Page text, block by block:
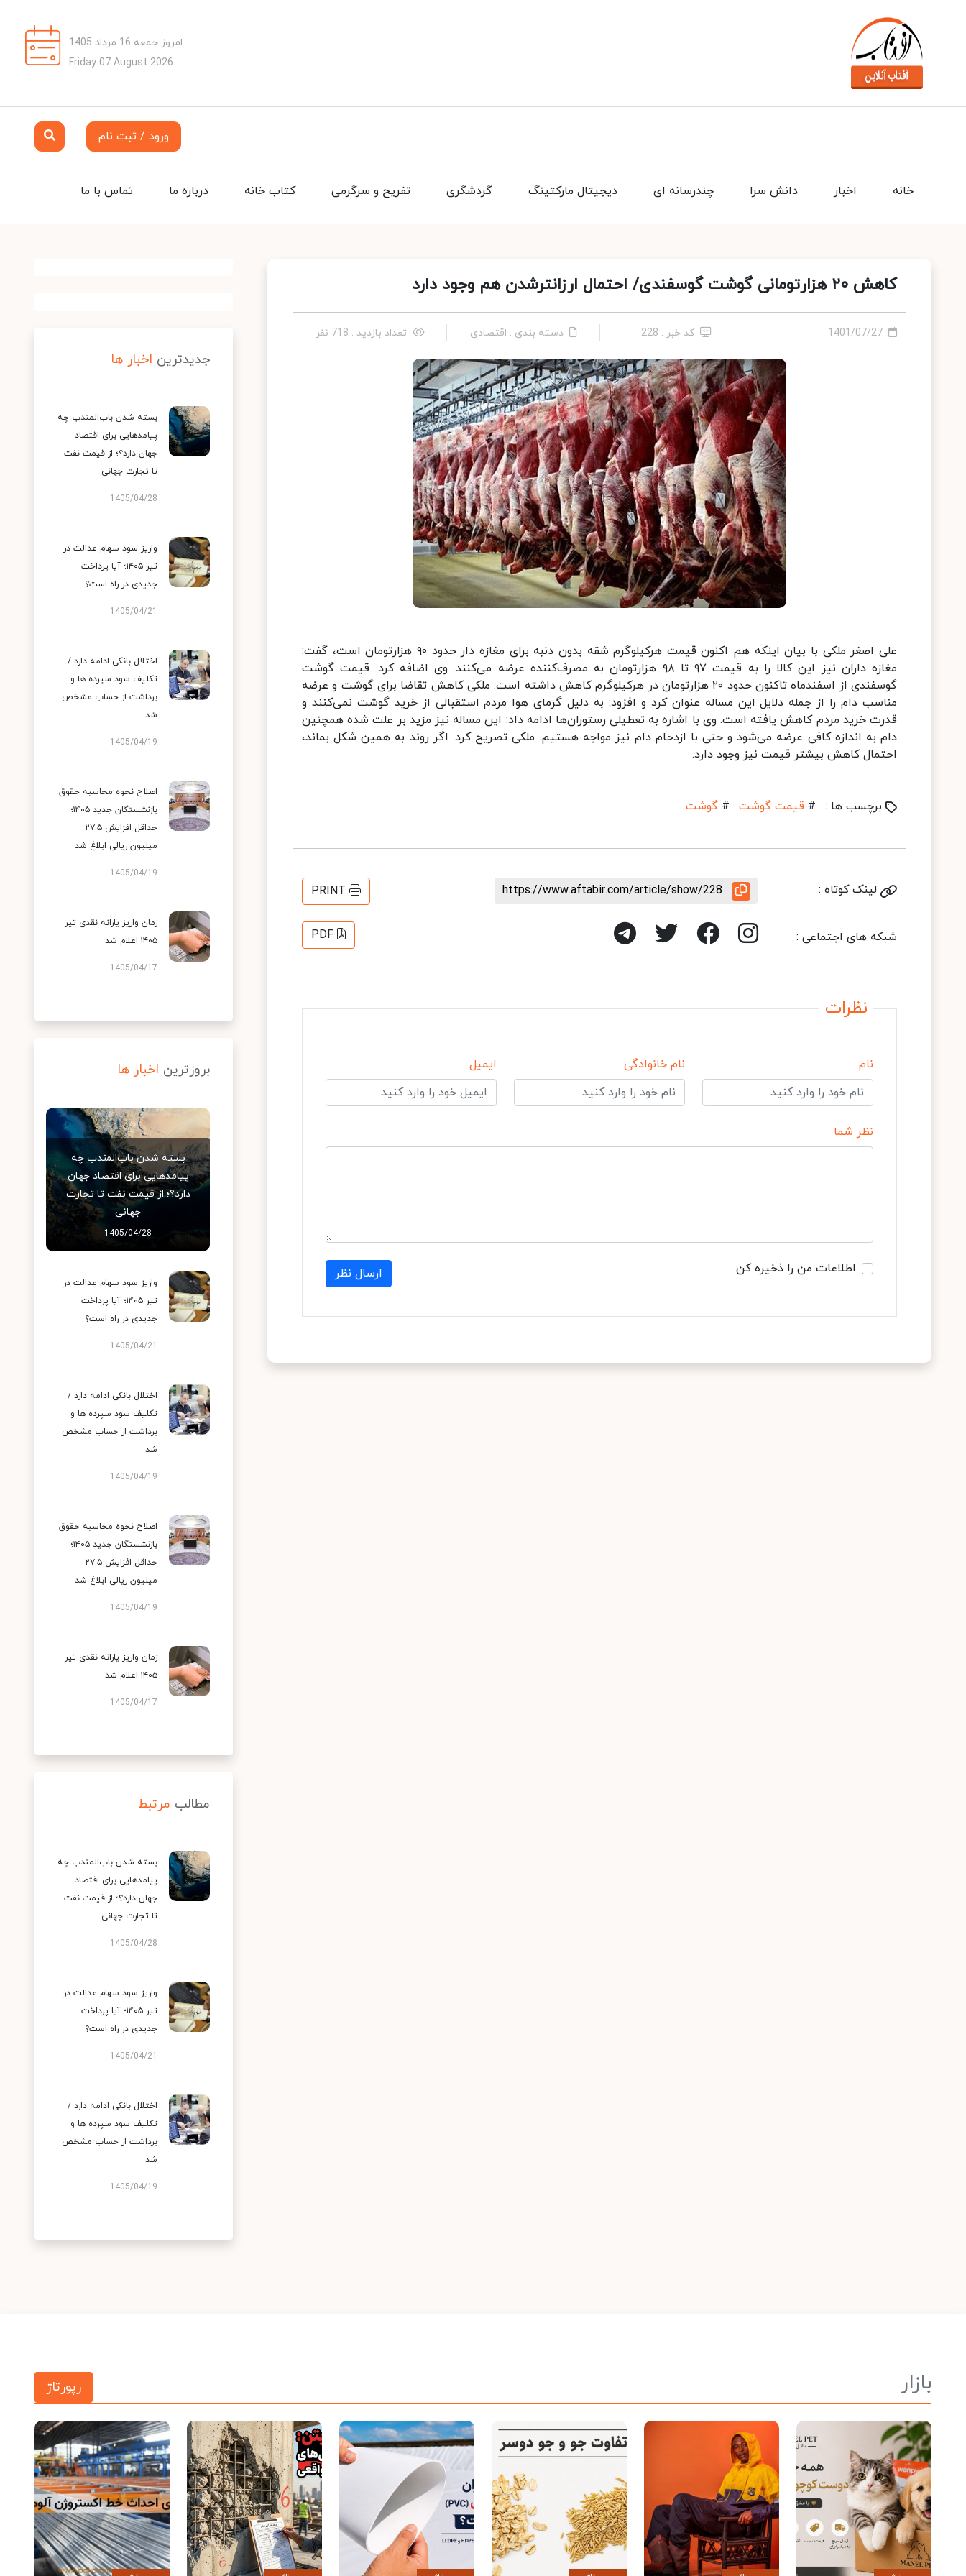
امروز جمعه 16 مرداد 1405
Friday 07 August 2026
ورود / ثبت نام
تماس با ما درباره ما کتاب خانه تفریح و سرگرمی گردشگری دیجیتال مارکتینگ چندرسانه ای دانش سرا اخبار خانه
کاهش ۲۰ هزارتومانی گوشت گوسفندی/ احتمال ارزانترشدن هم وجود دارد
1401/07/27 کد خبر : 228 دسته بندی : اقتصادی تعداد بازدید : 718 نفر
علی اصغر ملکی با بیان اینکه هم اکنون قیمت هرکیلوگرم شقه بدون دنبه برای مغازه دار حدود ۹۰ هزارتومان است، گفت:
مغازه داران نیز این کالا را به قیمت ۹۷ تا ۹۸ هزارتومان به مصرف‌کننده عرضه می‌کنند. وی اضافه کرد: قیمت گوشت
گوسفندی از اسفندماه تاکنون حدود ۲۰ هزارتومان در هرکیلوگرم کاهش داشته است. ملکی کاهش تقاضا برای گوشت و عرضه
مناسب دام را از جمله دلایل این مساله عنوان کرد و افزود: به دلیل گرمای هوا مردم استقبالی از خرید گوشت نمی‌کنند و
قدرت خرید مردم کاهش یافته است. وی با اشاره به تعطیلی رستوران‌ها ادامه داد: این مساله نیز مزید بر علت شده همچنین
دام به اندازه کافی عرضه می‌شود و حتی با ازدحام دام نیز مواجه هستیم. ملکی تصریح کرد: اگر روند به همین شکل بماند،
احتمال کاهش بیشتر قیمت نیز وجود دارد.
برچسب ها : # قیمت گوشت # گوشت
لینک کوتاه : https://www.aftabir.com/article/show/228
PRINT
شبکه های اجتماعی : PDF
نظرات
نام نام خانوادگی ایمیل
نظر شما
اطلاعات من را ذخیره کن ارسال نظر
جدیدترین اخبار ها
بسته شدن باب‌المندب چه
پیامدهایی برای اقتصاد
جهان دارد؟؛ از قیمت نفت
تا تجارت جهانی
1405/04/28
واریز سود سهام عدالت در
تیر ۱۴۰۵؛ آیا پرداخت
جدیدی در راه است؟
1405/04/21
اختلال بانکی ادامه دارد /
تکلیف سود سپرده ها و
برداشت از حساب مشخص
شد
1405/04/19
اصلاح نحوه محاسبه حقوق
بازنشستگان جدید ۱۴۰۵؛
حداقل افزایش ۲۷.۵
میلیون ریالی ابلاغ شد
1405/04/19
زمان واریز یارانه نقدی تیر
۱۴۰۵ اعلام شد
1405/04/17
بروزترین اخبار ها
بسته شدن باب‌المندب چه
پیامدهایی برای اقتصاد جهان
دارد؟؛ از قیمت نفت تا تجارت
جهانی
1405/04/28
واریز سود سهام عدالت در
تیر ۱۴۰۵؛ آیا پرداخت
جدیدی در راه است؟
1405/04/21
اختلال بانکی ادامه دارد /
تکلیف سود سپرده ها و
برداشت از حساب مشخص
شد
1405/04/19
اصلاح نحوه محاسبه حقوق
بازنشستگان جدید ۱۴۰۵؛
حداقل افزایش ۲۷.۵
میلیون ریالی ابلاغ شد
1405/04/19
زمان واریز یارانه نقدی تیر
۱۴۰۵ اعلام شد
1405/04/17
مطالب مرتبط
بسته شدن باب‌المندب چه
پیامدهایی برای اقتصاد
جهان دارد؟؛ از قیمت نفت
تا تجارت جهانی
1405/04/28
واریز سود سهام عدالت در
تیر ۱۴۰۵؛ آیا پرداخت
جدیدی در راه است؟
1405/04/21
اختلال بانکی ادامه دارد /
تکلیف سود سپرده ها و
برداشت از حساب مشخص
شد
1405/04/19
بازار رپورتاژ